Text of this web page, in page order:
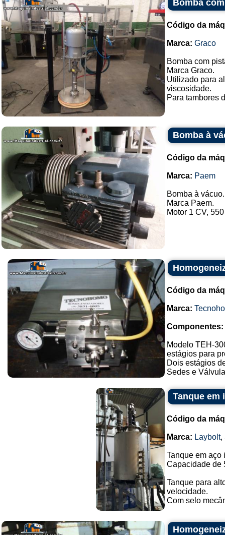
Bomba
Código da
Marca: Graco
Bomba com
Marca Graco.
Utilizado para
viscosidade.
Para tambores
Bomba à
Código da
Marca: Paem
Bomba à vácuo.
Marca Paem.
Motor 1 CV,
Código da
Marca:
Componentes:
Modelo TEH-
estágios para
Dois estágios
Sedes e
Tanque em
Código da
Marca: Laybolt,
Tanque em aço
Capacidade de
Tanque para
velocidade.
Com selo